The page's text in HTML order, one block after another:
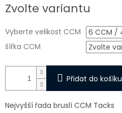
cena:
Zvolte variantu
Vyberte velikost CCM
šířka CCM
Přidat do košíku
Nejvyšší řada bruslí CCM Tacks